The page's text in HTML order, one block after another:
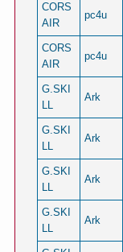
CORS
AIR
pc4u
CORS
AIR
pc4u
G.SKI
LL
Ark
G.SKI
LL
Ark
G.SKI
LL
Ark
G.SKI
LL
Ark